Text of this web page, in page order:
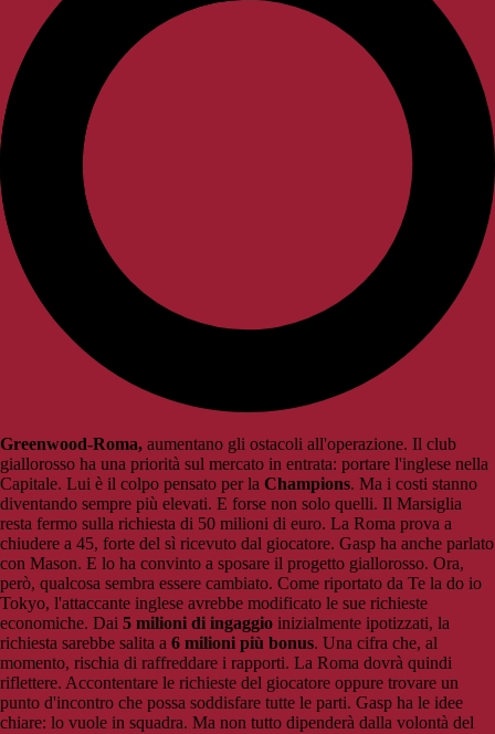
Greenwood-Roma, aumentano gli ostacoli all'operazione. Il club
giallorosso ha una priorità sul mercato in entrata: portare l'inglese nella
Capitale. Lui è il colpo pensato per la Champions. Ma i costi stanno
diventando sempre più elevati. E forse non solo quelli. Il Marsiglia
resta fermo sulla richiesta di 50 milioni di euro. La Roma prova a
chiudere a 45, forte del sì ricevuto dal giocatore. Gasp ha anche parlato
con Mason. E lo ha convinto a sposare il progetto giallorosso. Ora,
però, qualcosa sembra essere cambiato. Come riportato da Te la do io
Tokyo, l'attaccante inglese avrebbe modificato le sue richieste
economiche. Dai 5 milioni di ingaggio inizialmente ipotizzati, la
richiesta sarebbe salita a 6 milioni più bonus. Una cifra che, al
momento, rischia di raffreddare i rapporti. La Roma dovrà quindi
riflettere. Accontentare le richieste del giocatore oppure trovare un
punto d'incontro che possa soddisfare tutte le parti. Gasp ha le idee
chiare: lo vuole in squadra. Ma non tutto dipenderà dalla volontà del